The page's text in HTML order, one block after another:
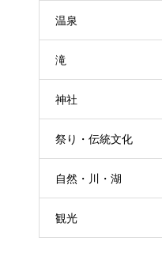
温泉
滝
神社
祭り・伝統文化
自然・川・湖
観光